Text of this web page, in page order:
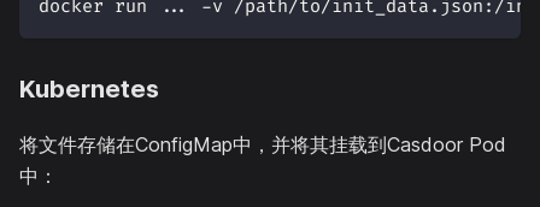
docker run ... -v /path/to/init_data.json:/
Kubernetes
将文件存储在ConfigMap中，并将其挂载到Casdoor Pod
中：